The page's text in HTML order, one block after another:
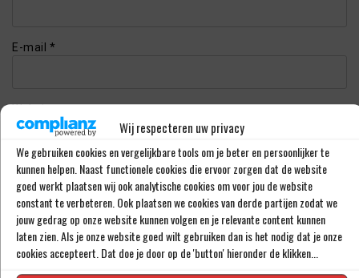
Wij respecteren uw privacy
We gebruiken cookies en vergelijkbare tools om je beter en persoonlijker te
kunnen helpen. Naast functionele cookies die ervoor zorgen dat de website
goed werkt plaatsen wij ook analytische cookies om voor jou de website
constant te verbeteren. Ook plaatsen we cookies van derde partijen zodat we
jouw gedrag op onze website kunnen volgen en je relevante content kunnen
laten zien. Als je onze website goed wilt gebruiken dan is het nodig dat je onze
cookies accepteert. Dat doe je door op de 'button' hieronder de klikken...
E-mail *
Website
LAATSTE BERICHTEN